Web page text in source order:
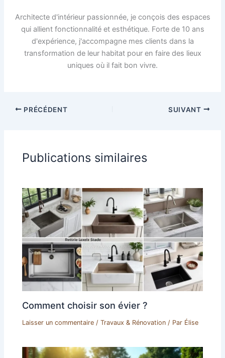
Architecte d'intérieur passionnée, je conçois des espaces
qui allient fonctionnalité et esthétique. Forte de 10 ans
d'expérience, j'accompagne mes clients dans la
transformation de leur habitat pour en faire des lieux
uniques où il fait bon vivre.
PRÉCÉDENT SUIVANT
Publications similaires
Comment choisir son évier ?
Laisser un commentaire /Travaux & Rénovation / Par Élise